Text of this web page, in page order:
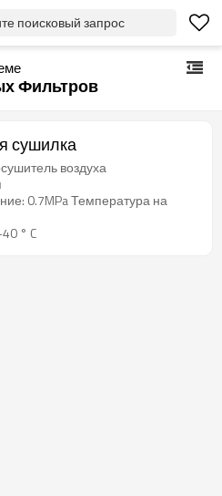
поисковый запрос
Фильтров
сушилка
воздуха
0.7MPa Температура на
° C